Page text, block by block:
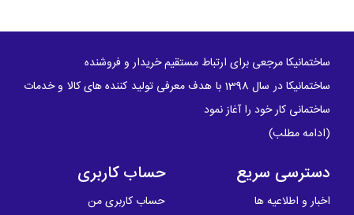
ساختمانیکا مرجعی برای ارتباط مستقیم خریدار و فروشنده
ساختمانیکا در سال 1398 با هدف معرفی تولید کننده های کالا و خدمات
ساختمانی کار خود را آغاز نمود
(ادامه مطلب)
دسترسی سریع
اخبار و اطلاعیه ها
حساب کاربری
حساب کاربری من